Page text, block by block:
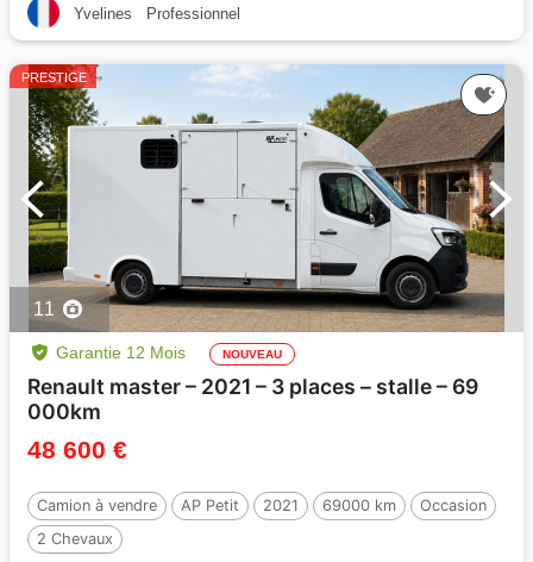
Yvelines Professionnel
PRESTIGE
11
Garantie 12 Mois NOUVEAU
Renault master – 2021 – 3 places – stalle – 69
000km
48 600 €
Camion à vendre AP Petit 2021 69000 km
Occasion
2 Chevaux